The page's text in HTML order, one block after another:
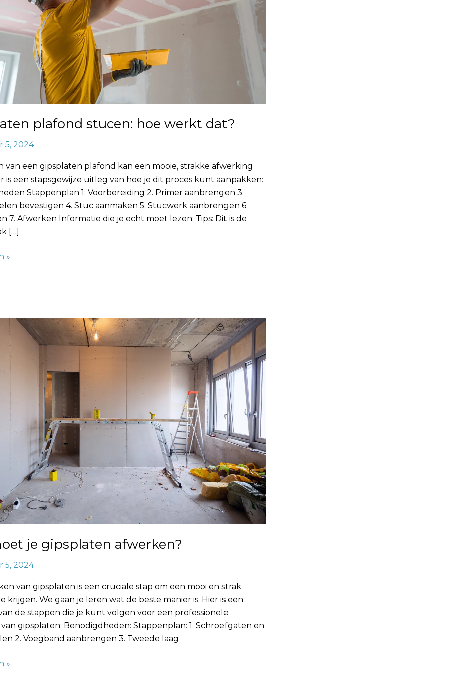
plafond stucen: hoe werkt dat?
5, 2024
van een gipsplaten plafond kan een mooie, strakke afwerking
is een stapsgewijze uitleg van hoe je dit proces kunt aanpakken:
Stappenplan 1. Voorbereiding 2. Primer aanbrengen 3.
bevestigen 4. Stuc aanmaken 5. Stucwerk aanbrengen 6.
7. Afwerken Informatie die je echt moet lezen: Tips: Dit is de
[…]
»
je gipsplaten afwerken?
5, 2024
van gipsplaten is een cruciale stap om een mooi en strak
krijgen. We gaan je leren wat de beste manier is. Hier is een
de stappen die je kunt volgen voor een professionele
gipsplaten: Benodigdheden: Stappenplan: 1. Schroefgaten en
2. Voegband aanbrengen 3. Tweede laag
»